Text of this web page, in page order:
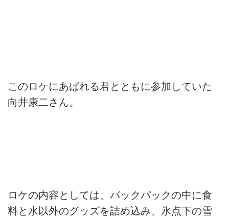
このロケにあばれる君とともに参加していた
向井康二さん。
ロケの内容としては、バックパックの中に食
料と水以外のグッズを詰め込み、氷点下の雪